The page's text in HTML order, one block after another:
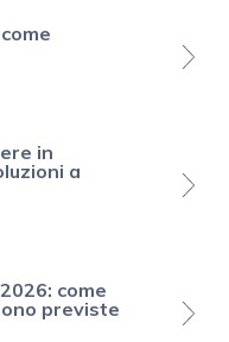
in
a
come
previste